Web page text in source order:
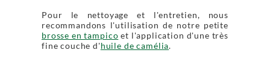
Pour le nettoyage et l'entretien, nous
recommandons l'utilisation de notre petite
brosse en tampico et l'application d'une très
fine couche d'huile de camélia.